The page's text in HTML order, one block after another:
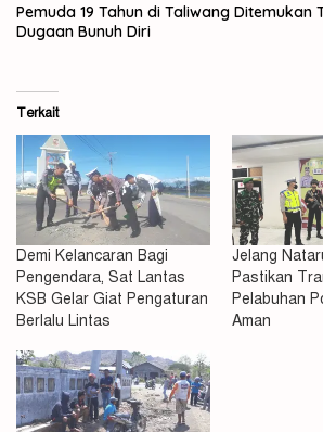
Pemuda 19 Tahun di Taliwang Ditemukan
Dugaan Bunuh Diri
Terkait
Demi Kelancaran Bagi
Pengendara, Sat Lantas
KSB Gelar Giat Pengaturan
Berlalu Lintas
Jelang
Pastikan
Pelabuhan
Aman